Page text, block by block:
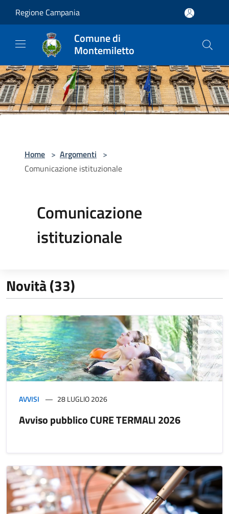
Regione Campania
Comune di
Montemiletto
Home > Argomenti >
Comunicazione istituzionale
Comunicazione
istituzionale
Novità (33)
AVVISI 28 LUGLIO 2026
Avviso pubblico CURE TERMALI 2026